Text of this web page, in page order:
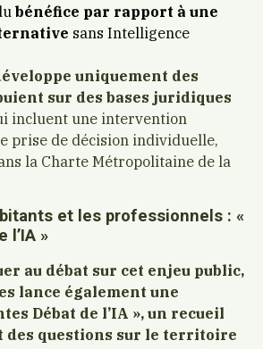
bénéfice par rapport à une
sans Intelligence
uniquement des
sur des bases juridiques
incluent une intervention
prise de décision individuelle,
la Charte Métropolitaine de la
et les professionnels : «
l’IA »
au débat sur cet enjeu public,
lance également une
Débat de l’IA », un recueil
des questions sur le territoire